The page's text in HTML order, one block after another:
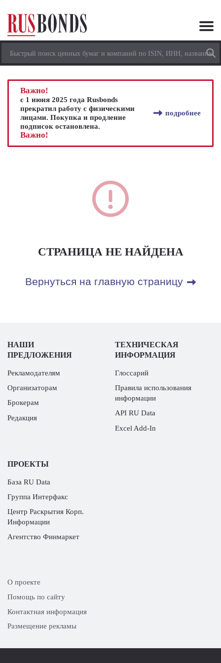
Важно!
с 1 июня 2025 года Rusbonds
прекратил работу с физическими
лицами. Покупка и продление
подписок остановлена.
подробнее
Важно!
СТРАНИЦА НЕ НАЙДЕНА
Вернуться на главную страницу
НАШИ
ПРЕДЛОЖЕНИЯ
Рекламодателям
Организаторам
Брокерам
Редакция
ТЕХНИЧЕСКАЯ
ИНФОРМАЦИЯ
Глоссарий
Правила использования
информации
API RU Data
Excel Add-In
ПРОЕКТЫ
База RU Data
Группа Интерфакс
Центр Раскрытия Корп.
Информации
Агентство Финмаркет
О проекте
Помощь по сайту
Контактная информация
Размещение рекламы